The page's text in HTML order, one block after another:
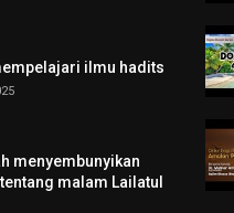
ilmu hadits
menyembunyikan
malam Lailatul